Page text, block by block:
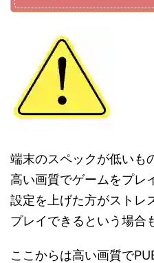
端末のスペックが低いも
高い画質でゲームをプレ
設定を上げた方がストレ
プレイできるという場合
ここからは高い画質で